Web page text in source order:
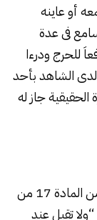
أو عاينه
فى عدة
للحرج ودرءا
لدى الشاهد بأحد
جاز له
ووفقا لـ”المحكمة” – وإذا كانت الفقرة الثانية من المادة 17 من
أنه: “ولا تقبل عند